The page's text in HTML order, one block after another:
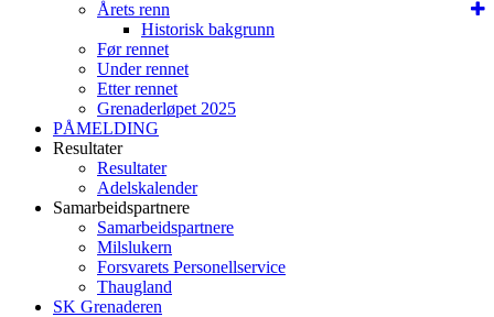
Årets renn
Historisk bakgrunn
Før rennet
Under rennet
Etter rennet
Grenaderløpet 2025
PÅMELDING
Resultater
Resultater
Adelskalender
Samarbeidspartnere
Samarbeidspartnere
Milslukern
Forsvarets Personellservice
Thaugland
SK Grenaderen